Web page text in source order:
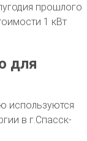
прошлого
1 кВт
для
используются
в г.Спасск-